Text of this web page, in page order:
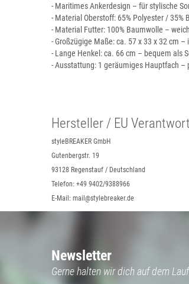
- Maritimes Ankerdesign – für stylische
- Material Oberstoff: 65% Polyester /
- Material Futter: 100% Baumwolle –
- Großzügige Maße: ca. 57 x 33 x 32 cm
- Lange Henkel: ca. 66 cm – bequem als
- Ausstattung: 1 geräumiges Hauptfach
Hersteller / EU
styleBREAKER GmbH
Gutenbergstr. 19
93128 Regenstauf / Deutschland
Telefon: +49 9402/9388966
E-Mail: mail@stylebreaker.de
Newsletter
Gerne halten wir dich auf dem